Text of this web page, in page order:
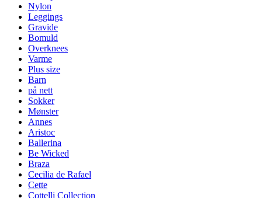
Nylon
Leggings
Gravide
Bomuld
Overknees
Varme
Plus size
Barn
på nett
Sokker
Mønster
Annes
Aristoc
Ballerina
Be Wicked
Braza
Cecilia de Rafael
Cette
Cottelli Collection